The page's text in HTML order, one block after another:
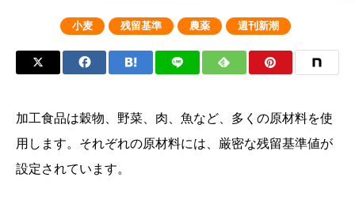
小麦 残留基準 農薬 週刊新潮
加工食品は穀物、野菜、肉、魚など、多くの原材料を使
用します。それぞれの原材料には、厳密な残留基準値が
設定されています。